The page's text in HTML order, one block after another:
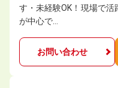
す・未経験OK！現場で
が中心で…
お問い合わせ